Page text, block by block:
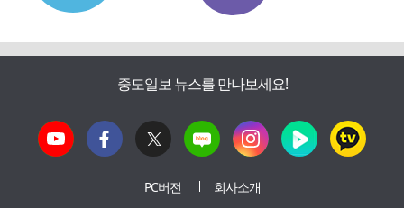
중도일보 뉴스를 만나보세요!
PC버전 회사소개